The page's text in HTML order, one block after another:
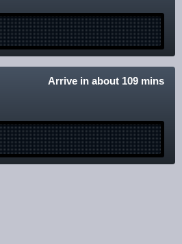
Arrive in about 109 mins